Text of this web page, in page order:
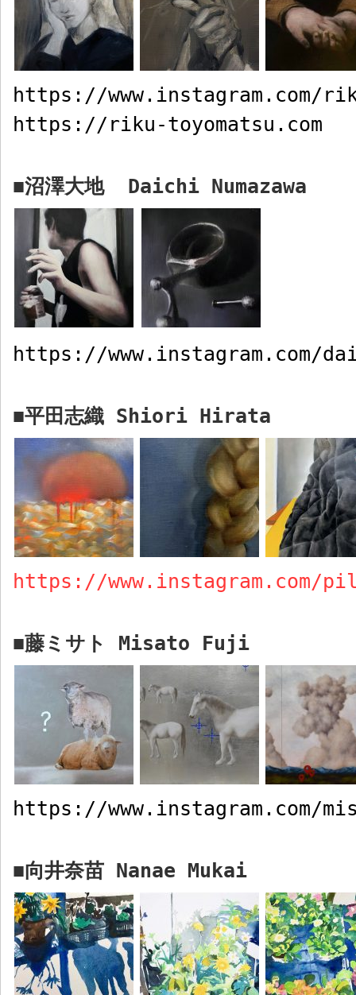
https://www.instagram.com/
https://riku-toyomatsu.com
■沼澤大地 Daichi Numazawa
https://www.instagram.com/
■平田志織 Shiori Hirata
https://www.instagram.com/
■藤ミサト Misato Fuji
https://www.instagram.com/
■向井奈苗 Nanae Mukai